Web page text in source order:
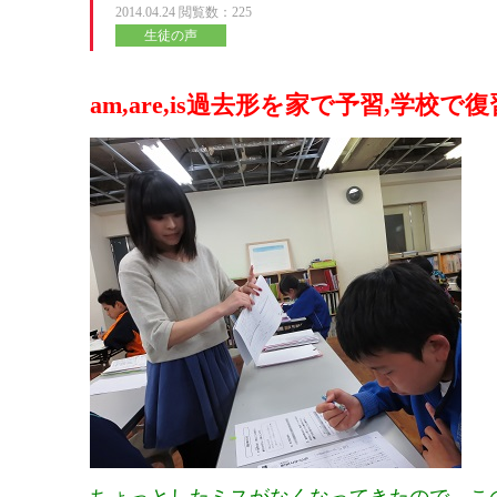
2014.04.24 閲覧数：225
生徒の声
am,are,is過去形を家で予習,学校で復